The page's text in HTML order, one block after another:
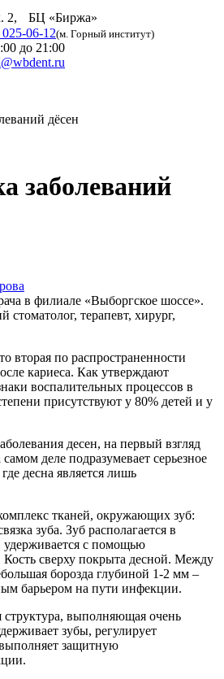
2, БЦ «Биржа»
06-12(м. Горный институт)
до 21:00
дёсен
заболеваний
в филиале «Выборгское шоссе».
стоматолог, терапевт, хирург,
вторая по распространенности
кариеса. Как утверждают
воспалительных процессов в
присутствуют у 80% детей и у
десен, на первый взгляд
деле подразумевает серьезное
десна является лишь
тканей, окружающих зуб:
зуба. Зуб располагается в
удерживается с помощью
Кость сверху покрыта десной. Между
борозда глубиной 1-2 мм –
барьером на пути инфекции.
структура, выполняющая очень
зубы, регулирует
защитную